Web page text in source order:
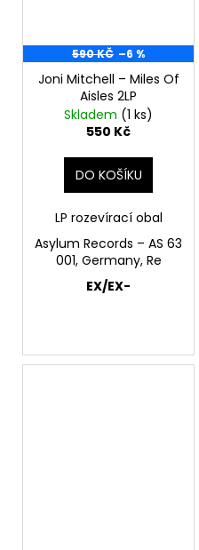
590 KČ –6 %
Joni Mitchell – Miles Of
Aisles 2LP
Skladem (1 ks)
550 Kč
DO KOŠÍKU
LP rozevírací obal
Asylum Records – AS 63
001, Germany, Re
EX/EX-